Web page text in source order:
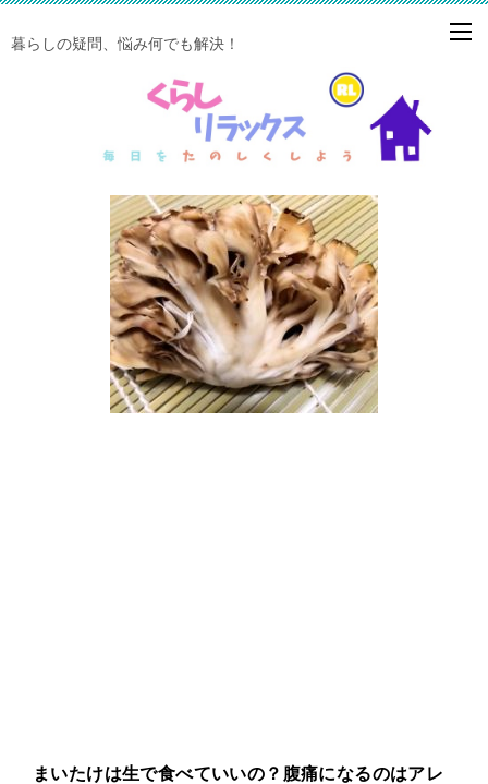
暮らしの疑問、悩み何でも解決！
まいたけは生で食べていいの？腹痛になるのはアレ